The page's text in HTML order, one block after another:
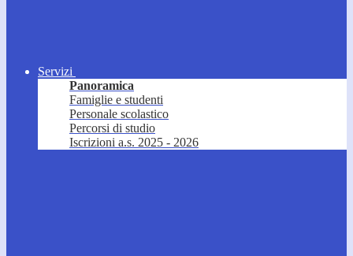
Servizi
Panoramica
Famiglie e studenti
Personale scolastico
Percorsi di studio
Iscrizioni a.s. 2025 - 2026